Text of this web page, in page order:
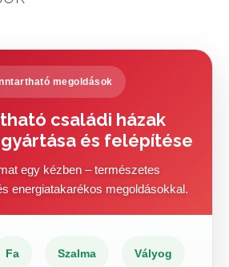
megoldások
családi házak
és felépítése
egy kézben – természetes
energiatakarékos megoldásokkal.
Fa Szalma Vályog